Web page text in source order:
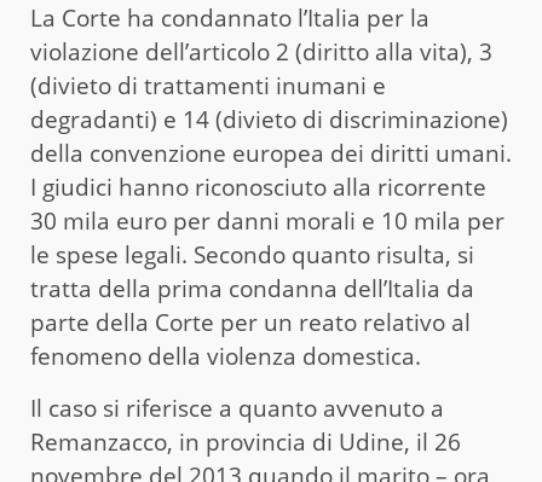
La Corte ha condannato l’Italia per la
violazione dell’articolo 2 (diritto alla vita), 3
(divieto di trattamenti inumani e
degradanti) e 14 (divieto di discriminazione)
della convenzione europea dei diritti umani.
I giudici hanno riconosciuto alla ricorrente
30 mila euro per danni morali e 10 mila per
le spese legali. Secondo quanto risulta, si
tratta della prima condanna dell’Italia da
parte della Corte per un reato relativo al
fenomeno della violenza domestica.
Il caso si riferisce a quanto avvenuto a
Remanzacco, in provincia di Udine, il 26